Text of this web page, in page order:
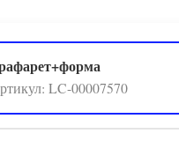
LC-00007570